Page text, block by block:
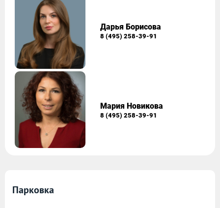
Дарья Борисова
8 (495) 258-39-91
Мария Новикова
8 (495) 258-39-91
Парковка